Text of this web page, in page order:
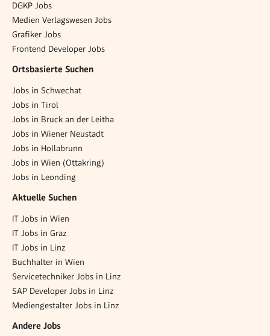
DGKP Jobs
Medien Verlagswesen Jobs
Grafiker Jobs
Frontend Developer Jobs
Ortsbasierte Suchen
Jobs in Schwechat
Jobs in Tirol
Jobs in Bruck an der Leitha
Jobs in Wiener Neustadt
Jobs in Hollabrunn
Jobs in Wien (Ottakring)
Jobs in Leonding
Aktuelle Suchen
IT Jobs in Wien
IT Jobs in Graz
IT Jobs in Linz
Buchhalter in Wien
Servicetechniker Jobs in Linz
SAP Developer Jobs in Linz
Mediengestalter Jobs in Linz
Andere Jobs